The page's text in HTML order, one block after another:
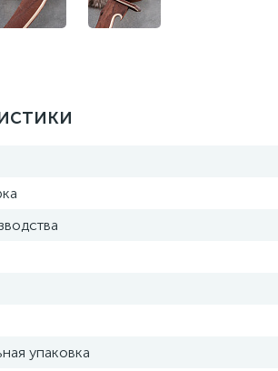
упаковка